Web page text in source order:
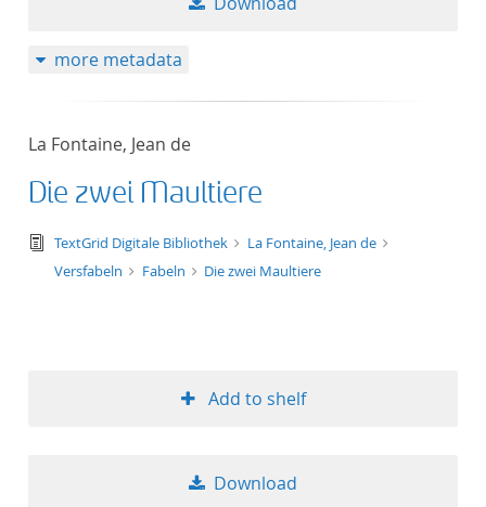
more metadata
La Fontaine, Jean de
Die zwei Maultiere
text/tg.edition+tg.aggregation+xml
TextGrid Digitale Bibliothek
La Fontaine, Jean de
Versfabeln
Fabeln Die zwei Maultiere
Add to shelf
Download